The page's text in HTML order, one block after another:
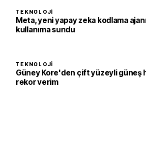
TEKNOLOJI
Meta, yeni yapay zeka kodlama
kullanıma sundu
TEKNOLOJI
Güney Kore'den çift yüzeyli güneş
rekor verim